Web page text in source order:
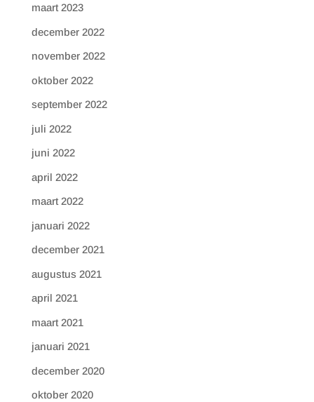
maart 2023
december 2022
november 2022
oktober 2022
september 2022
juli 2022
juni 2022
april 2022
maart 2022
januari 2022
december 2021
augustus 2021
april 2021
maart 2021
januari 2021
december 2020
oktober 2020